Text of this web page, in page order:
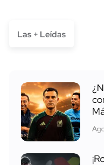
Las + Leídas